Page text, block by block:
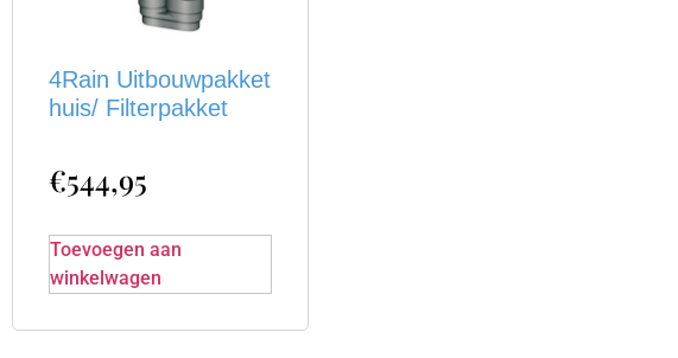
4Rain Uitbouwpakket
huis/ Filterpakket
€544,95
Toevoegen aan
winkelwagen